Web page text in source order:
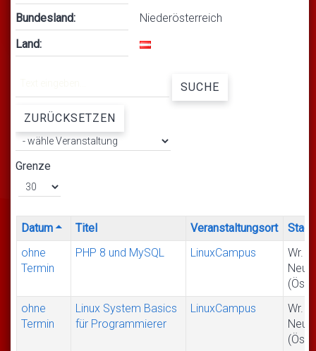
Bundesland:
Niederösterreich
Land:
SUCHE
ZURÜCKSETZEN
Grenze
Datum Titel Veranstaltungsort
Stadt
ohne
Termin
PHP 8 und MySQL LinuxCampus
Wr.
ohne
Termin
Linux System Basics
für Programmierer
LinuxCampus
Wr.